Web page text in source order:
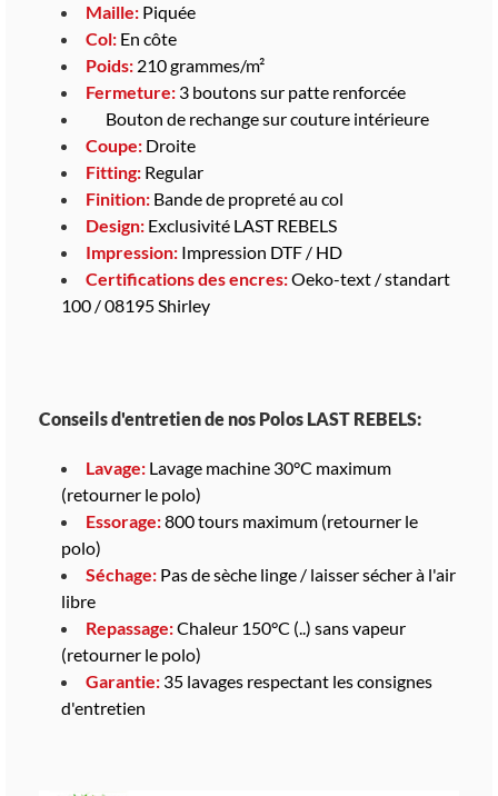
Maille: Piquée
Col: En côte
Poids: 210 grammes/m²
Fermeture: 3 boutons sur patte renforcée
Bouton de rechange sur couture intérieure
Coupe: Droite
Fitting: Regular
Finition: Bande de propreté au col
Design: Exclusivité LAST REBELS
Impression: Impression DTF / HD
Certifications des encres:Oeko-text / standart
100 / 08195 Shirley
Conseils d'entretien de nos Polos LAST REBELS:
Lavage: Lavage machine 30°C maximum
(retourner le polo)
Essorage:800 tours maximum (retourner le
polo)
Séchage: Pas de sèche linge / laisser sécher à l'air
libre
Repassage:Chaleur 150°C (..) sans vapeur
(retourner le polo)
Garantie: 35 lavages respectant les consignes
d'entretien